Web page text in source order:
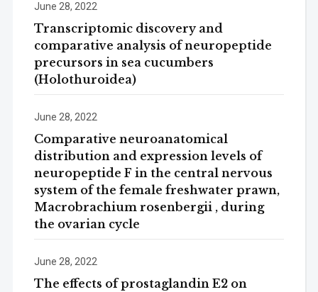
June 28, 2022
Transcriptomic discovery and
comparative analysis of neuropeptide
precursors in sea cucumbers
(Holothuroidea)
June 28, 2022
Comparative neuroanatomical
distribution and expression levels of
neuropeptide F in the central nervous
system of the female freshwater prawn,
Macrobrachium rosenbergii , during
the ovarian cycle
June 28, 2022
The effects of prostaglandin E2 on